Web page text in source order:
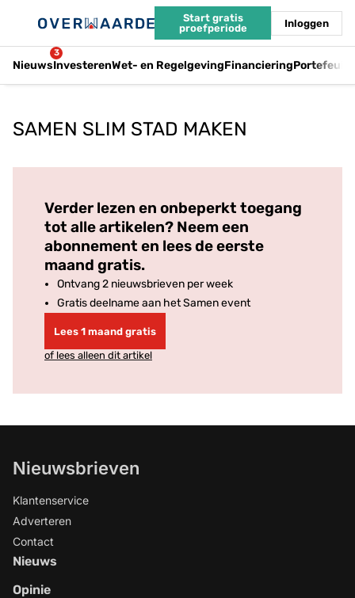
Start gratis
proefperiode
Inloggen
Nieuws
3
InvesterenWet- en RegelgevingFinanciering
SAMEN SLIM STAD MAKEN
Verder lezen en onbeperkt toegang
tot alle artikelen? Neem een
abonnement en lees de eerste
maand gratis.
Ontvang 2 nieuwsbrieven per week
Gratis deelname aan het Samen event
Lees 1 maand gratis
of lees alleen dit artikel
Nieuwsbrieven
Klantenservice
Adverteren
Contact
Nieuws
Opinie